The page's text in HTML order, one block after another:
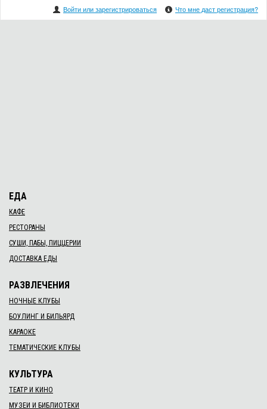
Войти или зарегистрироваться Что мне даст регистрация?
ЕДА
КАФЕ
РЕСТОРАНЫ
СУШИ, ПАБЫ, ПИЦЦЕРИИ
ДОСТАВКА ЕДЫ
РАЗВЛЕЧЕНИЯ
НОЧНЫЕ КЛУБЫ
БОУЛИНГ И БИЛЬЯРД
КАРАОКЕ
ТЕМАТИЧЕСКИЕ КЛУБЫ
КУЛЬТУРА
ТЕАТР И КИНО
МУЗЕИ И БИБЛИОТЕКИ